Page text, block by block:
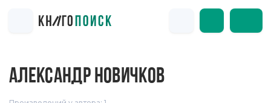
АЛЕКСАНДР НОВИЧКОВ